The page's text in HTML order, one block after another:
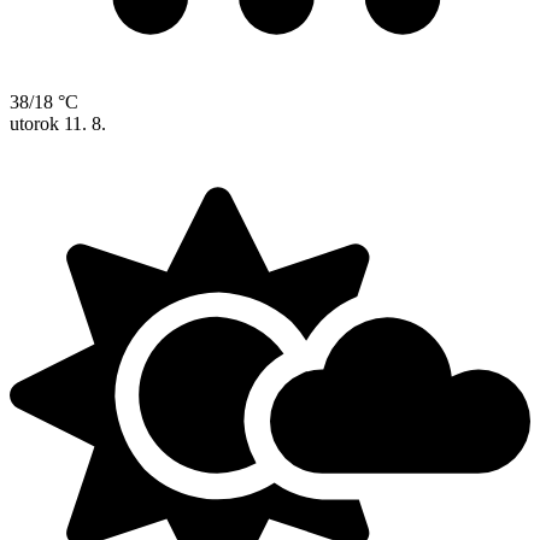
38/18 °C
utorok 11. 8.